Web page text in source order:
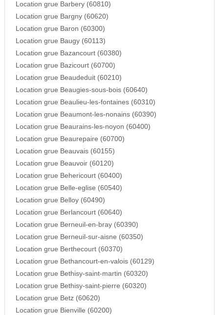
Location grue Barbery (60810)
Location grue Bargny (60620)
Location grue Baron (60300)
Location grue Baugy (60113)
Location grue Bazancourt (60380)
Location grue Bazicourt (60700)
Location grue Beaudeduit (60210)
Location grue Beaugies-sous-bois (60640)
Location grue Beaulieu-les-fontaines (60310)
Location grue Beaumont-les-nonains (60390)
Location grue Beaurains-les-noyon (60400)
Location grue Beaurepaire (60700)
Location grue Beauvais (60155)
Location grue Beauvoir (60120)
Location grue Behericourt (60400)
Location grue Belle-eglise (60540)
Location grue Belloy (60490)
Location grue Berlancourt (60640)
Location grue Berneuil-en-bray (60390)
Location grue Berneuil-sur-aisne (60350)
Location grue Berthecourt (60370)
Location grue Bethancourt-en-valois (60129)
Location grue Bethisy-saint-martin (60320)
Location grue Bethisy-saint-pierre (60320)
Location grue Betz (60620)
Location grue Bienville (60200)